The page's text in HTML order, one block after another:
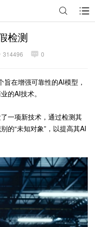
检测
314496 0
在增强可靠性的AI模型，
的AI技术。
一项新技术，通过检测其
的“未知对象”，以提高其AI